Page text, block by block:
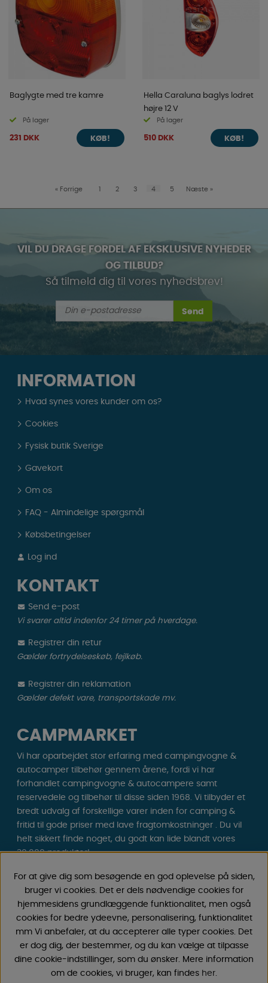
Baglygte med tre kamre
På lager
231 DKK KØB!
Hella Caraluna baglys lodret
højre 12 V
På lager
510 DKK KØB!
« Forrige 1 2 3 4 5 Næste »
VIL DU DRAGE FORDEL AF EKSKLUSIVE NYHEDER
OG TILBUD?
Så tilmeld dig til vores nyhedsbrev!
Send
INFORMATION
Hvad synes vores kunder om os?
Cookies
Fysisk butik Sverige
Gavekort
Om os
FAQ - Almindelige spørgsmål
Købsbetingelser
Log ind
KONTAKT
Send e-post
Vi svarer altid indenfor 24 timer på hverdage.
Registrer din retur
Gælder fortrydelseskøb, fejlkøb.
Registrer din reklamation
Gælder defekt vare, transportskade mv.
CAMPMARKET
Vi har oparbejdet stor erfaring med campingvogne &
autocamper tilbehør gennem årene, fordi vi har
forhandlet campingvogne & autocampere samt
reservedele og tilbehør til disse siden 1968. Vi tilbyder et
bredt udvalg af forskellige varer inden for camping &
fritid til gode priser med lave fragtomkostninger . Du vil
helt sikkert finde noget, du godt kan lide blandt vores
30.000 produkter!
Følg os på Facebook og Instagram for inspiration,
nyheder og eksklusive tilbud. Campinglivet begynder
hos os!
For at give dig som besøgende en god oplevelse på siden,
bruger vi cookies. Det er dels nødvendige cookies for
hjemmesidens grundlæggende funktionalitet, men også
cookies for bedre ydeevne, personalisering, funktionalitet
mm Vi anbefaler, at du accepterer alle typer cookies. Det
er dog dig, der bestemmer, og du kan vælge at tilpasse
dine cookie-indstillinger, som du ønsker. Mere information
om de cookies, vi bruger, kan findes her.